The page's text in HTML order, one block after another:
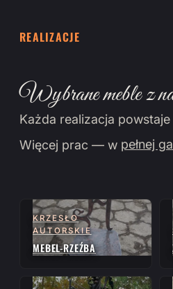
REALIZACJE
Wybrane meble z
Każda realizacja
Więcej prac — w pełnej
KRZESŁO
AUTORSKIE
MEBEL-RZEŹBA